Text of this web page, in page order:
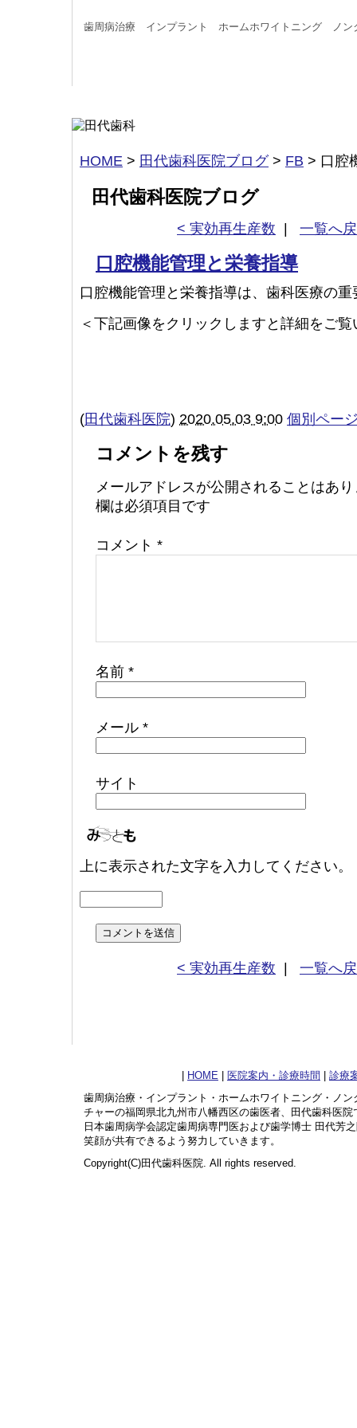
歯周病治療 インプラント ホームホワイトニング ノ
HOME > 田代歯科医院ブログ> FB > 口腔
田代歯科医院ブログ
< 実効再生産数 | 一覧へ
口腔機能管理と栄養指導
口腔機能管理と栄養指導は、歯科医療の
＜下記画像をクリックしますと詳細をご
(田代歯科医院) 2020.05.03 9:00 個別ペー
コメントを残す
メールアドレスが公開されることはあ
欄は必須項目です
コメント *
名前 *
メール *
サイト
上に表示された文字を入力してください。
< 実効再生産数 | 一覧へ
HOME 医院案内・診療時間
診療
歯周病治療・インプラント・ホームホワイトニング・ノン
チャーの福岡県北九州市八幡西区の歯医者、田代歯科医院
日本歯周病学会認定歯周病専門医および歯学博士 田代芳
笑顔が共有できるよう努力していきます。
Copyright(C)田代歯科医院. All rights reserved.